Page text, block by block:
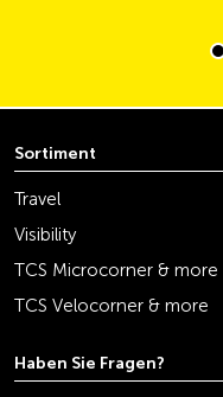
Sortiment
Travel
Visibility
TCS Microcorner & more
TCS Velocorner & more
Haben Sie Fragen?